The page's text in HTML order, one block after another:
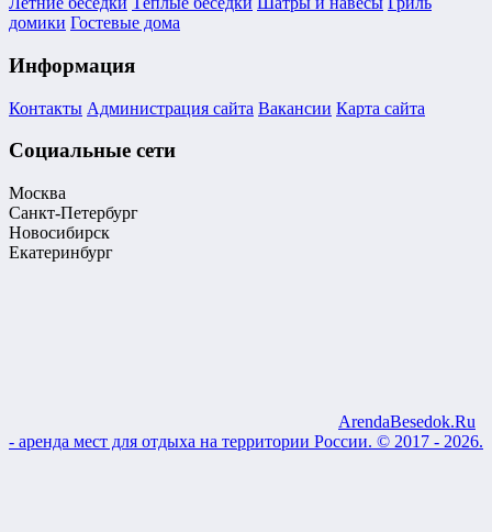
домики Гостевые дома
Информация
Контакты Администрация сайта Вакансии Карта сайта
Социальные сети
Москва
Санкт-Петербург
Новосибирск
Екатеринбург
ArendaBesedok.Ru
- аренда мест для отдыха на территории России. © 2017 - 2026.